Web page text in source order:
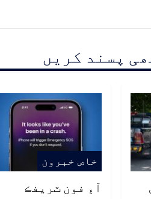
پسند کریں
خاص خبرون
آءِ فون ٽريفڪ